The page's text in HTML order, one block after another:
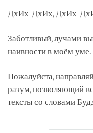
ДхИх-ДхИх, ДхИх-
Заботливый, лучами
наивности в моём уме.
Пожалуйста,
разум, позволяющий
тексты со словами